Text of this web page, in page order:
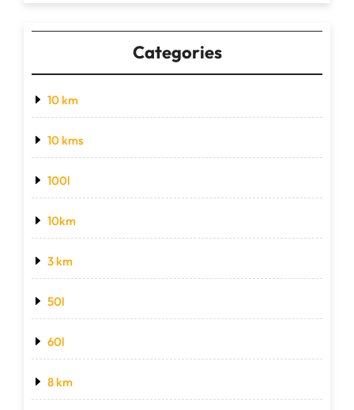
Categories
10 km
10 kms
100l
10km
3 km
50l
60l
8 km